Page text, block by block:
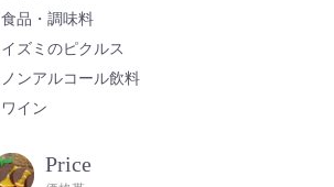
食品・調味料
イズミのピクルス
ノンアルコール飲料
ワイン
Price